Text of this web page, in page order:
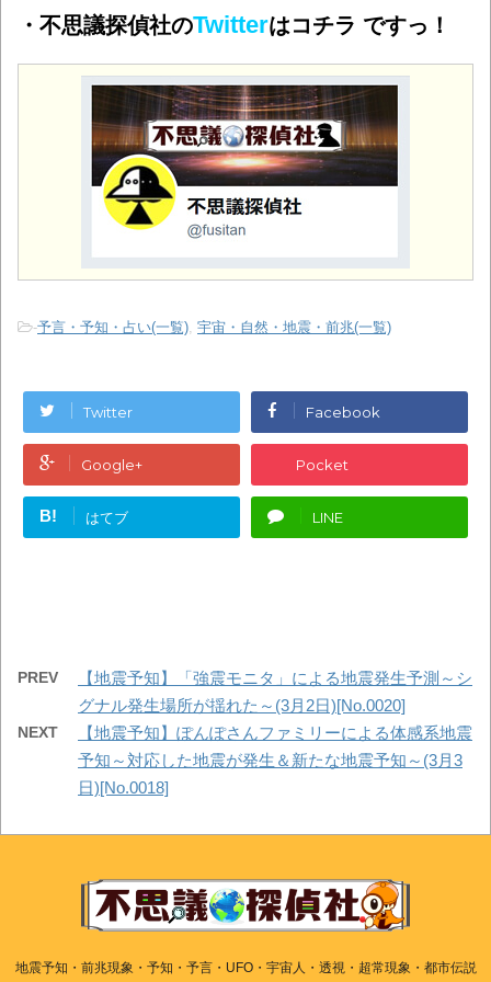
・不思議探偵社のTwitterはコチラ ですっ！
-予言・予知・占い(一覧), 宇宙・自然・地震・前兆(一覧)
Twitter Facebook
Google+ Pocket
B! はてブ LINE
PREV
【地震予知】「強震モニタ」による地震発生予測～シ
グナル発生場所が揺れた～(3月2日)[No.0020]
NEXT
【地震予知】ぽんぽさんファミリーによる体感系地震
予知～対応した地震が発生＆新たな地震予知～(3月3
日)[No.0018]
地震予知・前兆現象・予知・予言・UFO・宇宙人・透視・超常現象・都市伝説